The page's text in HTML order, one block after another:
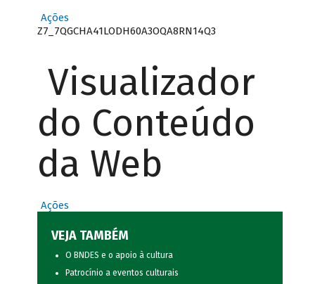
Ações
Z7_7QGCHA41LODH60A3OQA8RN14Q3
Visualizador
do Conteúdo
da Web
Ações
VEJA TAMBÉM
O BNDES e o apoio à cultura
Patrocínio a eventos culturais